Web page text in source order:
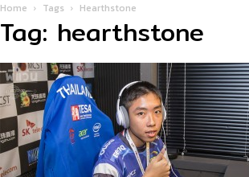
Home Tags Hearthstone
Tag: hearthstone